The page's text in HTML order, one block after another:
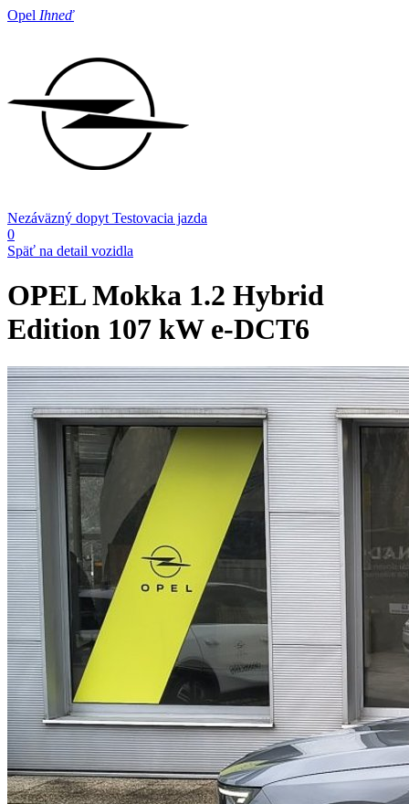
Opel Ihneď
Nezáväzný dopyt Testovacia jazda
0
Späť na detail vozidla
OPEL Mokka 1.2 Hybrid
Edition 107 kW e-DCT6